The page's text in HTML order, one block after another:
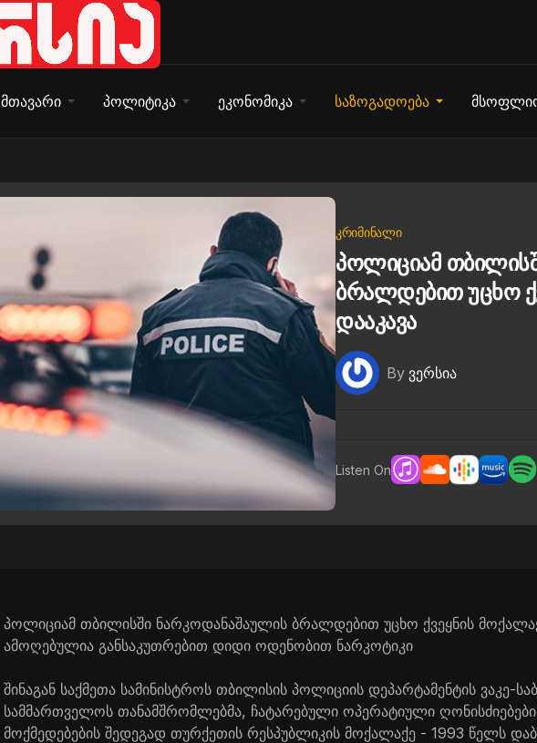
მთავარი პოლიტიკა ეკონომიკა საზოგადოება
ᲙᲠᲘᲛᲘᲜᲐᲚᲘ
პოლიციამ
ბრალდებით უცხო
დააკავა
By ვერსია
Listen On
პოლიციამ თბილისში ნარკოდანაშაულის ბრალდებით უცხო ქვეყნის
ამოღებულია განსაკუთრებით დიდი ოდენობით ნარკოტიკი
შინაგან საქმეთა სამინისტროს თბილისის პოლიციის დეპარტამენტის ვაკე-
სამმართველოს თანამშრომლებმა, ჩატარებული ოპერატიული
მოქმედებების შედეგად თურქეთის რესპუბლიკის მოქალაქე - 1993 წელს